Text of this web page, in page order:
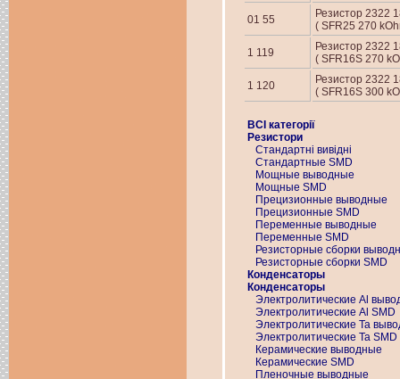
01 55
Резистор 2322
( SFR25 270
1 119
Резистор 2322
( SFR16S 270
1 120
Резистор 2322
( SFR16S 300
ВСІ категорії
Резистори
Стандартні вивідні
Стандартные SMD
Мощные выводные
Мощные SMD
Прецизионные выводные
Прецизионные SMD
Переменные выводные
Переменные SMD
Резисторные сборки
Резисторные сборки SMD
Конденсаторы
Конденсаторы
Электролитические Al
Электролитические Al SMD
Электролитические Ta
Электролитические Ta SMD
Керамические выводные
Керамические SMD
Пленочные выводные